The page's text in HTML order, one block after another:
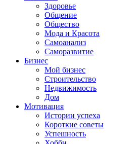
Здоровье
Общение
Общество
Мода и Красота
Самоанализ
Саморазвитие
Бизнес
Мой бизнес
Строительство
Недвижимость
Дом
Мотивация
Истории успеха
Короткие советы
Успешность